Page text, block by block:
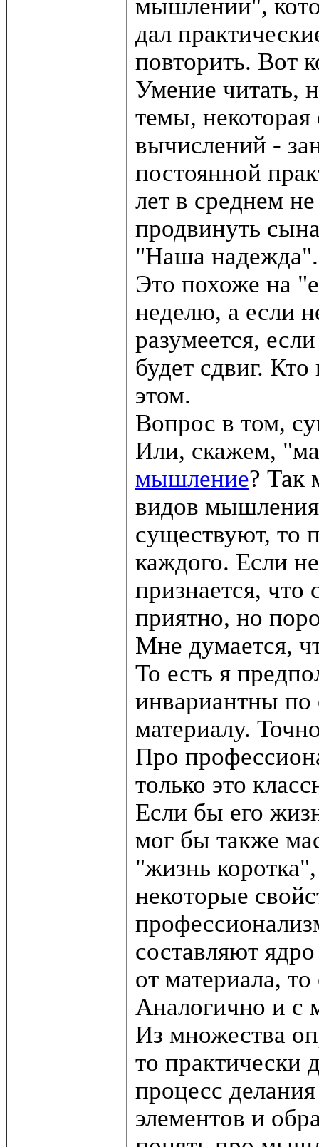
мышлении",
дал
повторить. Вот
Умение читать,
темы, некоторая
вычислений -
постоянной
лет в среднем
продвинуть
"Наша надежда".
Это похоже на
неделю, а если
разумеется,
будет сдвиг.
этом.
Вопрос в том,
Или, скажем,
мышление? Так
видов
существуют, то
каждого. Если
признается,
приятно, но
Мне думается,
То есть я
инвариантны
материалу.
Про
только это
Если бы его
мог бы также
"жизнь
некоторые
составляют
от материала,
Аналогично и
Из множества
то практически
процесс
элементов и